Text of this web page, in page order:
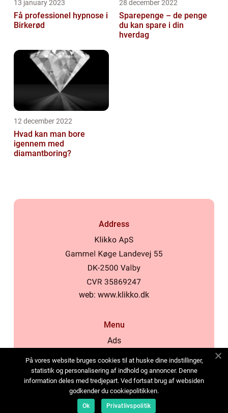
13 january 2023
Få professionel hypnose i
Birkerød
28 december 2022
Sparepenge – de penge
du kan spare i din
hverdag
12 december 2022
Hvad kan man bore
igennem med
diamantboring?
Address
web: www.klikko.dk
Menu
Ads
Cookies
Contact
Sitemap
På vores website bruges cookies til at huske dine indstillinger,
statistik og personalisering af indhold og annoncer. Denne
information deles med tredjepart. Ved fortsat brug af websiden
godkender du cookiepolitikken.
Ok Privatlivspolitik